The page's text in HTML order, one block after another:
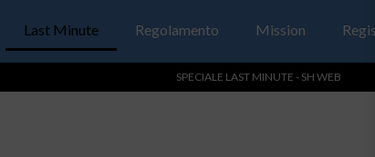
Last Minute Regolamento Mission
SPECIALE LAST MINUTE - SH WEB